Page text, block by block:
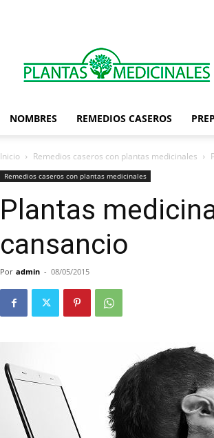
Plantas
Medicinales
NOMBRES REMEDIOS CASEROS
Inicio Remedios caseros con plantas medicinales
Remedios caseros con plantas medicinales
Plantas
cansancio
Por admin - 08/05/2015